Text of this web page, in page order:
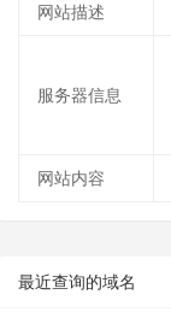
网站描述
服务器信息
网站内容
最近查询的域名